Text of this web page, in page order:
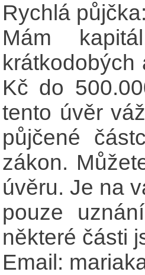
Rychlá
Mám
Kč do
tento úvěr
půjčené
zákon.
úvěru. Je na
pouze
některé části
Email: